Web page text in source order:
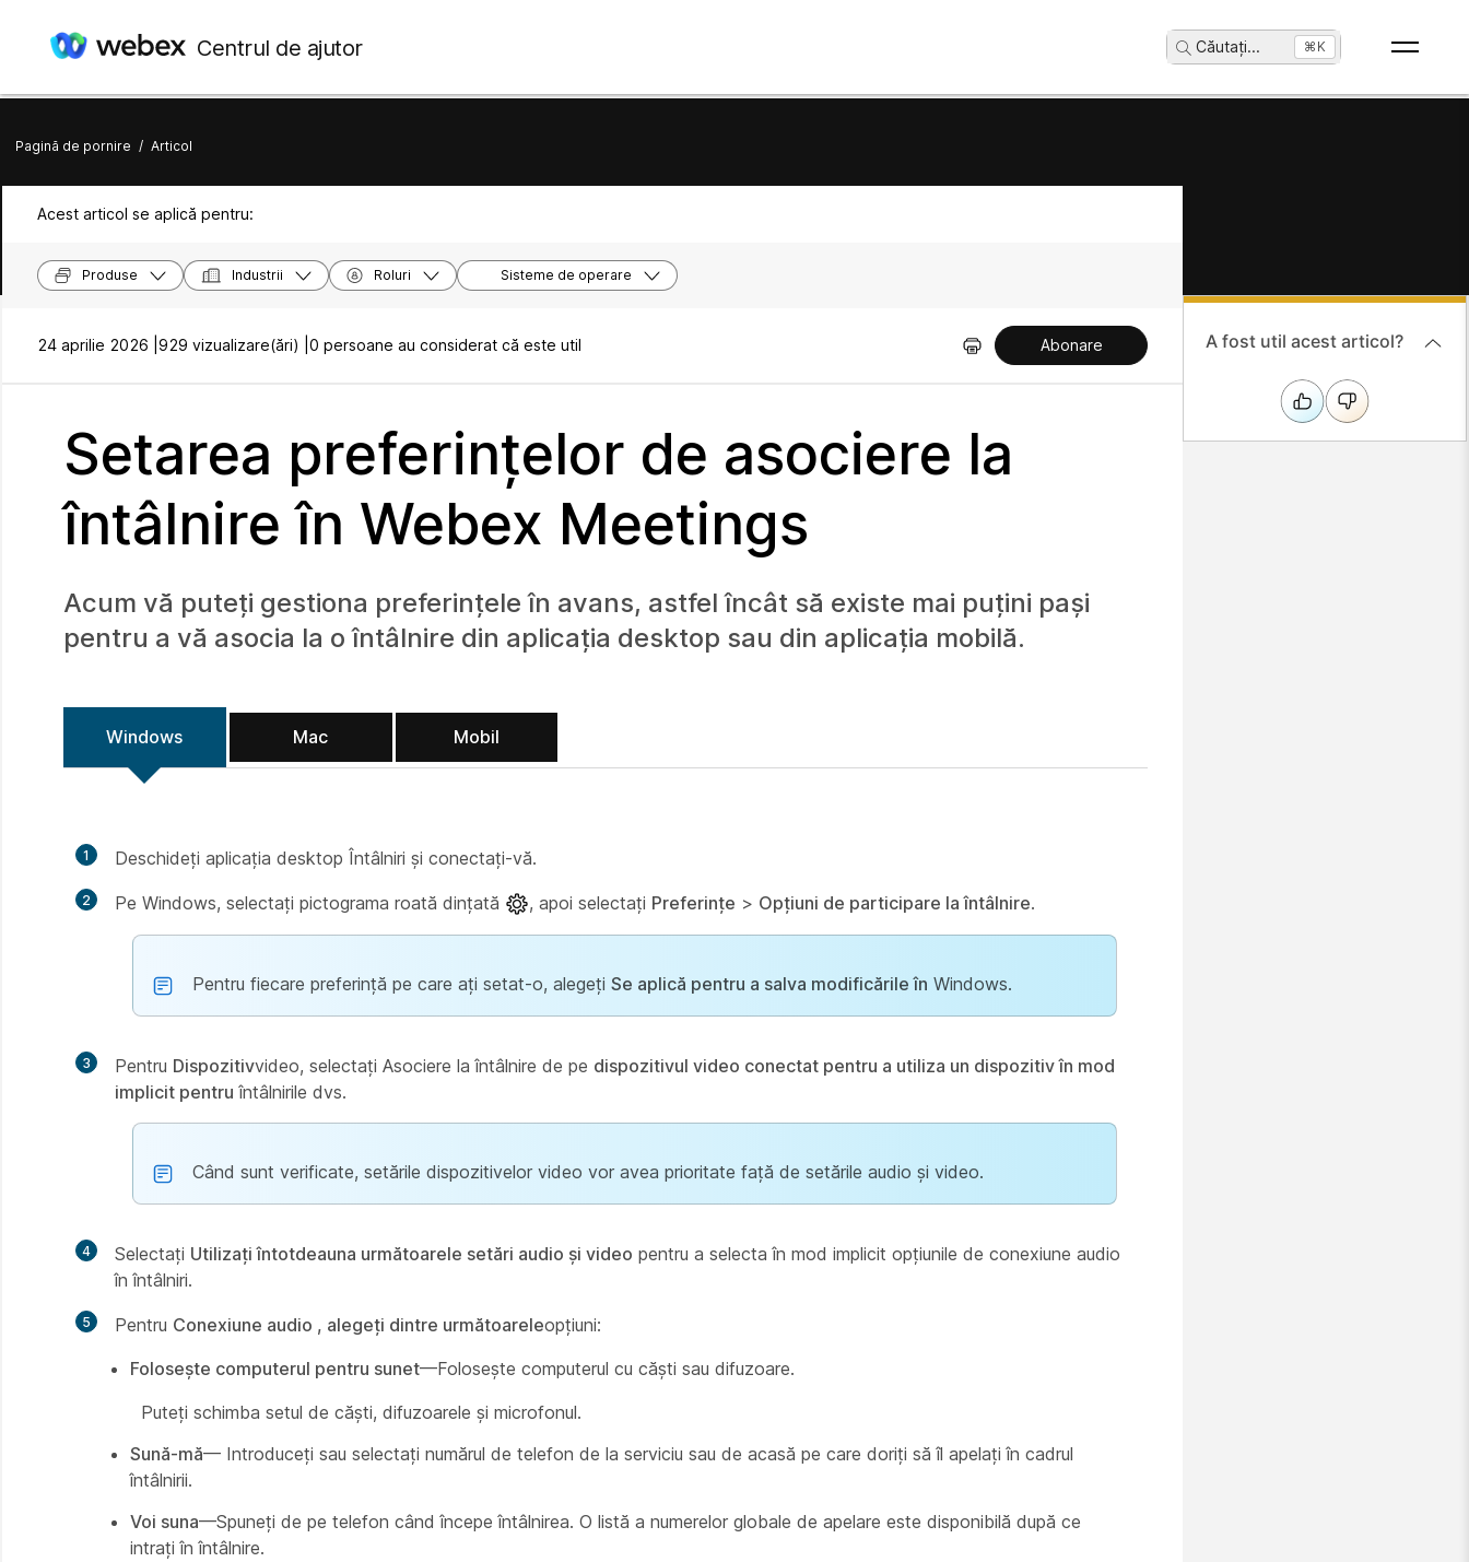
Centrul de ajutor Căutați... ⌘K
Pagină de pornire / Articol
Acest articol se aplică pentru:
Produse Industrii Roluri Sisteme de operare
24 aprilie 2026 | 929 vizualizare(ări) | 0 persoane au considerat că este util Abonare
Setarea preferințelor de asociere la
întâlnire în Webex Meetings
Acum vă puteți gestiona preferințele în avans, astfel încât să existe mai puțini pași
pentru a vă asocia la o întâlnire din aplicația desktop sau din aplicația mobilă.
Windows Mac Mobil
1 Deschideți aplicația desktop Întâlniri și conectați-vă.
2 Pe Windows, selectați pictograma roată dințată , apoi selectați Preferințe > Opțiuni de participare la întâlnire.
Pentru fiecare preferință pe care ați setat-o, alegeți Se aplică pentru a salva modificările în Windows.
3 Pentru Dispozitivvideo, selectați Asociere la întâlnire de pe dispozitivul video conectat pentru a utiliza un dispozitiv în mod
implicit pentru întâlnirile dvs.
Când sunt verificate, setările dispozitivelor video vor avea prioritate față de setările audio și video.
4 Selectați Utilizați întotdeauna următoarele setări audio și video pentru a selecta în mod implicit opțiunile de conexiune audio
în întâlniri.
5 Pentru Conexiune audio , alegeți dintre următoareleopțiuni:
Folosește computerul pentru sunet—Folosește computerul cu căști sau difuzoare.
Puteți schimba setul de căști, difuzoarele și microfonul.
Sună-mă— Introduceți sau selectați numărul de telefon de la serviciu sau de acasă pe care doriți să îl apelați în cadrul
întâlnirii.
Voi suna—Spuneți de pe telefon când începe întâlnirea. O listă a numerelor globale de apelare este disponibilă după ce
intrați în întâlnire.
A fost util acest articol?